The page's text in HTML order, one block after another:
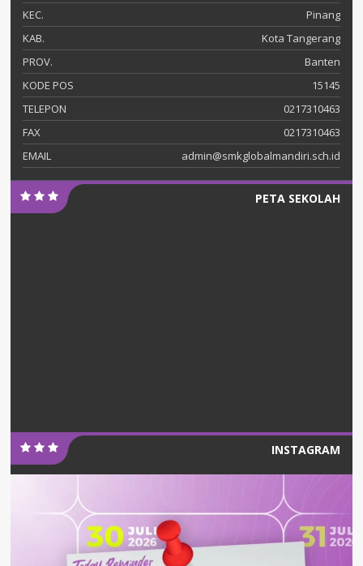
KEC.
Pinang
KAB.
Kota Tangerang
PROV.
Banten
KODE POS
15145
TELEPON
0217310463
FAX
0217310463
EMAIL
admin@smkglobalmandiri.sch.id
PETA SEKOLAH
INSTAGRAM